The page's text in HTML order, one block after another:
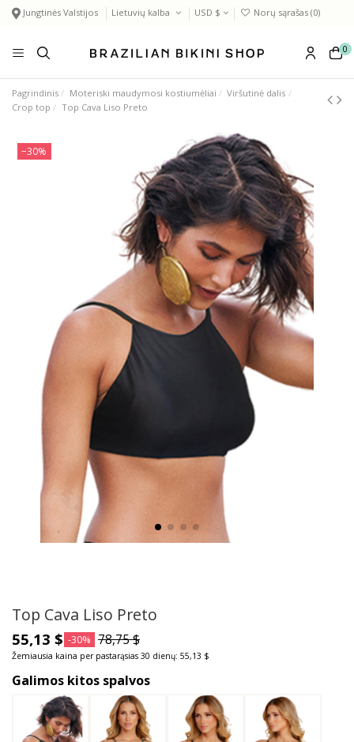
Jungtinės Valstijos Lietuvių kalba USD $ Norų sąrašas (0)
0
Pagrindinis Moteriski maudymosi kostiumėliai
Viršutinė dalis
Crop top
Top Cava Liso Preto
−30%
Top Cava Liso Preto
55,13 $ -30% 78,75 $
Žemiausia kaina per pastarąsias 30 dienų: 55,13 $
Galimos kitos spalvos